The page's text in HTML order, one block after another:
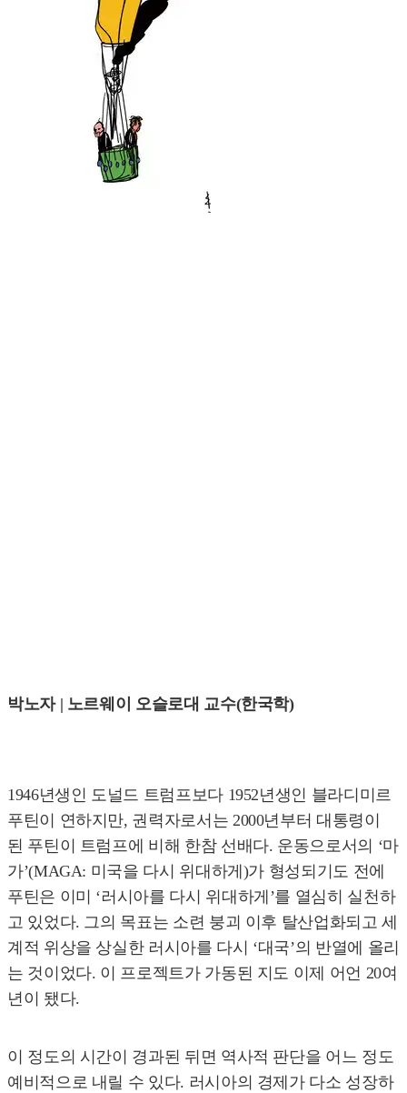
박노자 | 노르웨이 오슬로대 교수(한국학)
1946년생인 도널드 트럼프보다 1952년생인 블라디미르
푸틴이 연하지만, 권력자로서는 2000년부터 대통령이
된 푸틴이 트럼프에 비해 한참 선배다. 운동으로서의 ‘마
가’(MAGA: 미국을 다시 위대하게)가 형성되기도 전에
푸틴은 이미 ‘러시아를 다시 위대하게’를 열심히 실천하
고 있었다. 그의 목표는 소련 붕괴 이후 탈산업화되고 세
계적 위상을 상실한 러시아를 다시 ‘대국’의 반열에 올리
는 것이었다. 이 프로젝트가 가동된 지도 이제 어언 20여
년이 됐다.
이 정도의 시간이 경과된 뒤면 역사적 판단을 어느 정도
예비적으로 내릴 수 있다. 러시아의 경제가 다소 성장하